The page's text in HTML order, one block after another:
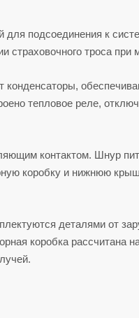
подсоединения к
страховочного троса при
конденсаторы,
тепловое реле,
контактом. Шнур
коробку и нижнюю
деталями от
коробка рассчитана